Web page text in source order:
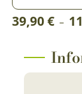
39,90€ –